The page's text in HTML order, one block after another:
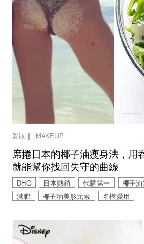
彩妝｜ MAKEUP
席捲日本的椰子油瘦身法，用
就能幫你找回失守的曲線
DHC 日本熱銷 代購第一 椰子
減肥
椰子油美形元素 名模愛用